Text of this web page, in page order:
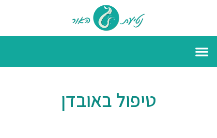
טיפול באובדן